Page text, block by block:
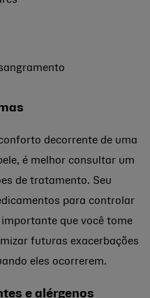
decorrente de uma
é melhor consultar um
de tratamento. Seu
para controlar
que você tome
futuras exacerbações
eles ocorrerem.
e alérgenos